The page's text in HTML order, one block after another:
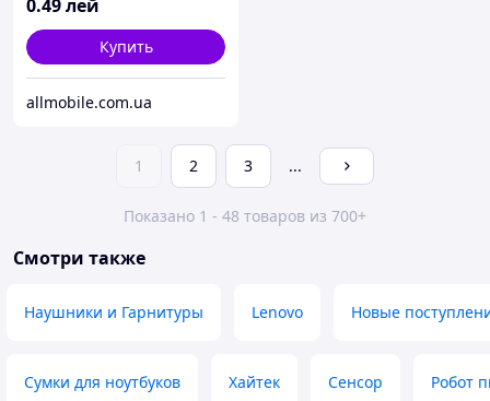
0.49лей
Купить
allmobile.com.ua
1 2 3 ...
Показано 1 - 48 товаров из 700+
Смотри также
Наушники и Гарнитуры Lenovо Новые
Сумки для ноутбуков Хайтек Сенсор Робот